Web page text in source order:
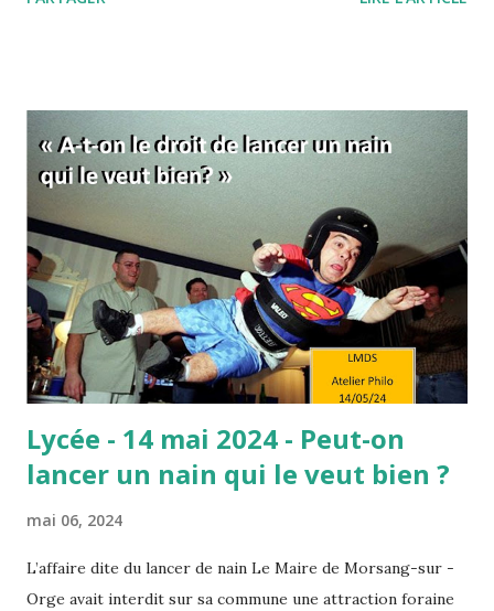
donner les moyens" ? Pourquoi, quand on veut, on ne peut
"vraiment" ! Comme si c'était une simple question de
volonté… C’est aussi une manière de vous dire que si vous
fournissiez des efforts, eh bien ils s’avèreraient payants.
C’est donc comme si, de la volonté, découlaient forcément
les efforts, et des efforts les résultats. En fait, derrière
cette formule, se cache l’idée que le travail paie
nécessairement, et donc que celles et ceux qui réussissent
le méritent car il suffit de ...
Lycée - 14 mai 2024 - Peut-on
lancer un nain qui le veut bien ?
mai 06, 2024
L’affaire dite du lancer de nain Le Maire de Morsang-sur -
Orge avait interdit sur sa commune une attraction foraine